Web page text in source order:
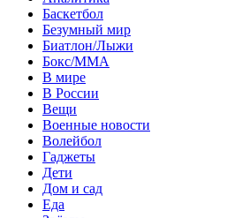
Баскетбол
Безумный мир
Биатлон/Лыжи
Бокс/MMA
В мире
В России
Вещи
Военные новости
Волейбол
Гаджеты
Дети
Дом и сад
Еда